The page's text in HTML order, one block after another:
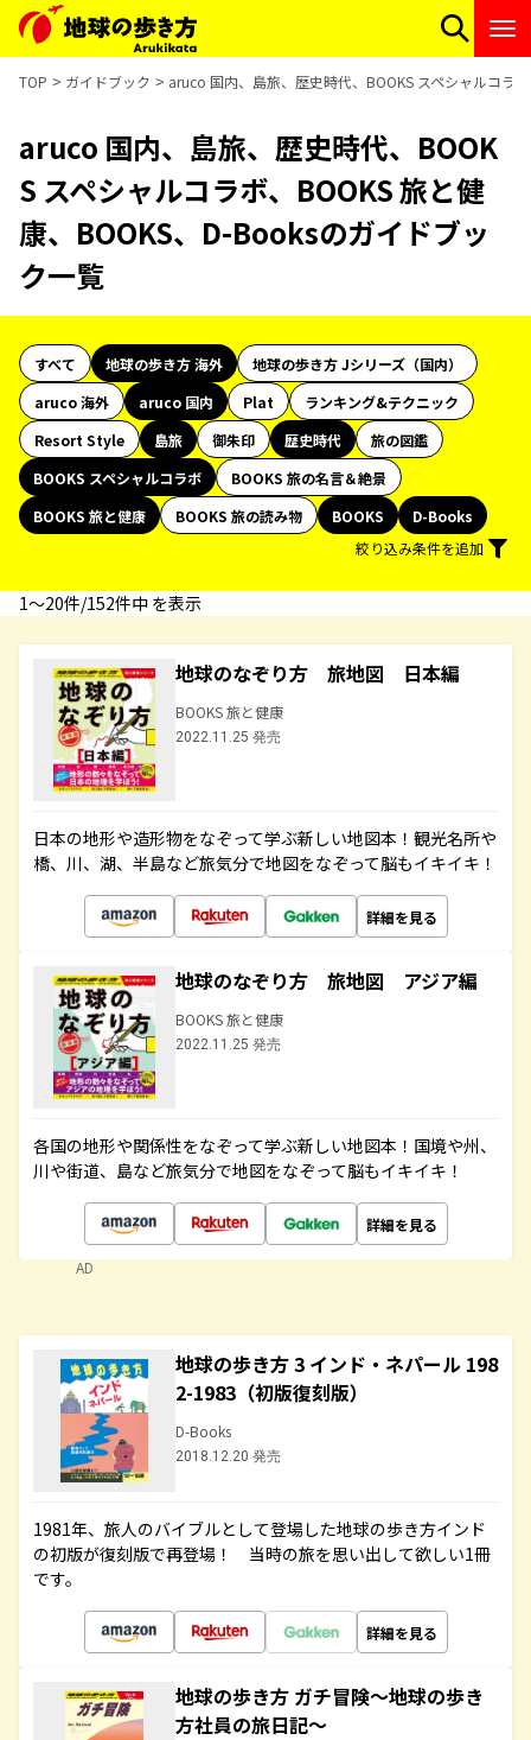
TOP ガイドブック aruco 国内、島旅、歴史時代、BOOKS スペシャルコラ
aruco 国内、島旅、歴史時代、BOOK
S スペシャルコラボ、BOOKS 旅と健
康、BOOKS、D-Booksのガイドブッ
ク一覧
すべて 地球の歩き方 海外
地球の歩き方 Jシリーズ（国内）
aruco 海外
aruco 国内 Plat
ランキング&テクニック
Resort Style
島旅 御朱印 歴史時代
旅の図鑑
BOOKS スペシャルコラボ
BOOKS 旅の名言＆絶景
BOOKS 旅と健康
BOOKS 旅の読み物 BOOKS
D-Books
絞り込み条件を追加
1〜20件/152件中 を表示
地球のなぞり方 旅地図 日本編
BOOKS 旅と健康
2022.11.25 発売
日本の地形や造形物をなぞって学ぶ新しい地図本！観光名所や
橋、川、湖、半島など旅気分で地図をなぞって脳もイキイキ！
詳細を見る
地球のなぞり方 旅地図 アジア編
BOOKS 旅と健康
2022.11.25 発売
各国の地形や関係性をなぞって学ぶ新しい地図本！国境や州、
川や街道、島など旅気分で地図をなぞって脳もイキイキ！
詳細を見る
AD
地球の歩き方 3 インド・ネパール 198
2-1983（初版復刻版）
D-Books
2018.12.20 発売
1981年、旅人のバイブルとして登場した地球の歩き方インド
の初版が復刻版で再登場！ 当時の旅を思い出して欲しい1冊
です。
詳細を見る
地球の歩き方 ガチ冒険～地球の歩き
方社員の旅日記～